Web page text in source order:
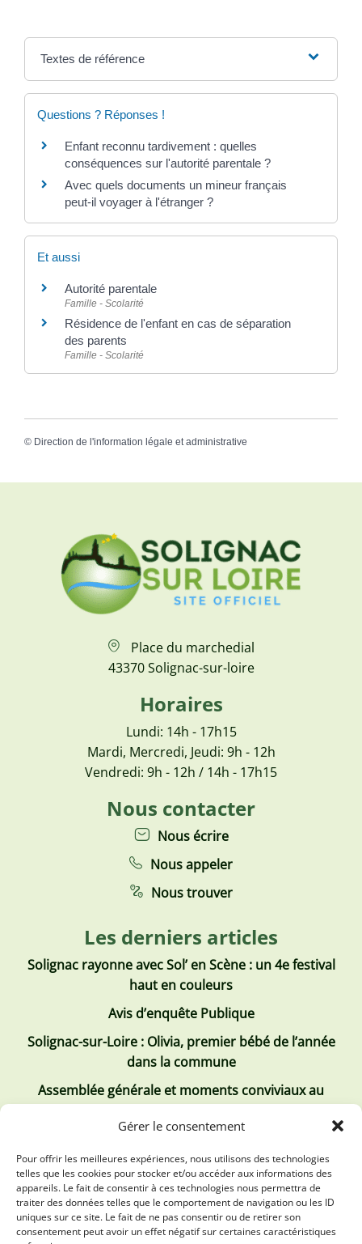
Gérer le consentement
Pour offrir les meilleures expériences, nous utilisons des technologies
telles que les cookies pour stocker et/ou accéder aux informations des
appareils. Le fait de consentir à ces technologies nous permettra de
traiter des données telles que le comportement de navigation ou les ID
uniques sur ce site. Le fait de ne pas consentir ou de retirer son
consentement peut avoir un effet négatif sur certaines caractéristiques
Textes de référence
Questions ? Réponses !
Enfant reconnu tardivement : quelles
conséquences sur l'autorité parentale ?
Avec quels documents un mineur français
peut-il voyager à l'étranger ?
Et aussi
Autorité parentale
Famille - Scolarité
Résidence de l'enfant en cas de séparation
des parents
Famille - Scolarité
© Direction de l'information légale et administrative
Place du marchedial
43370 Solignac-sur-loire
Horaires
Lundi: 14h - 17h15
Mardi, Mercredi, Jeudi: 9h - 12h
Vendredi: 9h - 12h / 14h - 17h15
Nous contacter
Nous écrire
Nous appeler
Nous trouver
Les derniers articles
Solignac rayonne avec Sol’ en Scène : un 4e festival
haut en couleurs
Avis d’enquête Publique
Solignac-sur-Loire : Olivia, premier bébé de l’année
dans la commune
Assemblée générale et moments conviviaux au
Les derniers comptes rendus
Conseil municipal 2 juillet 2026
Conseil Municipal du 30 avril 2026